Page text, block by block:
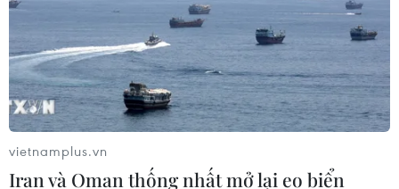
Mỹ dỡ bỏ lệnh trừng phạt đối với
hãng hàng không Iraq
06/08/2026 03:34
Iran và Oman đạt thỏa thuận về
vietnamplus.vn
Iran và Oman thống nhất mở lại eo biển